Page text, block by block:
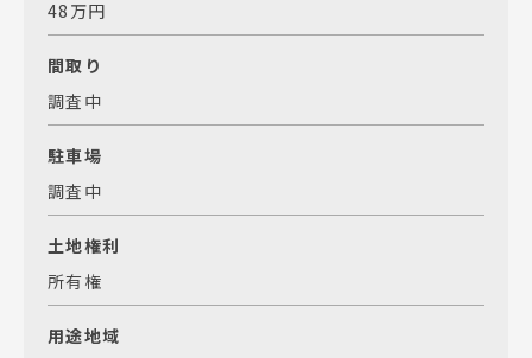
48万円
間取り
調査中
駐車場
調査中
土地権利
所有権
用途地域